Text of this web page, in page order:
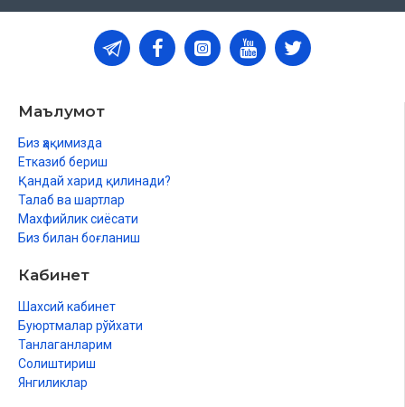
Маълумот
Биз ҳақимизда
Етказиб бериш
Қандай харид қилинади?
Талаб ва шартлар
Махфийлик сиёсати
Биз билан боғланиш
Кабинет
Шахсий кабинет
Буюртмалар рўйхати
Танлаганларим
Солиштириш
Янгиликлар